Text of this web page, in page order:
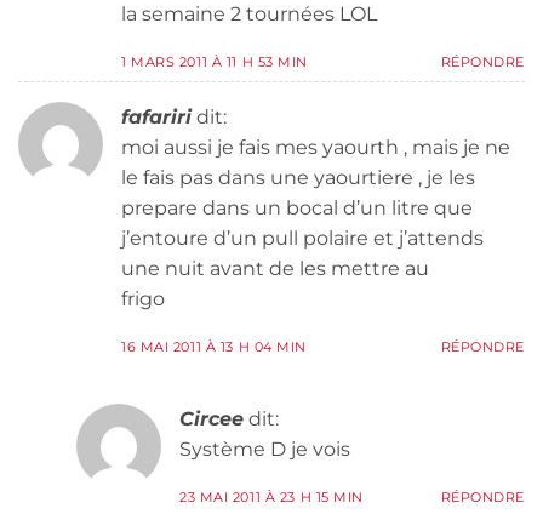
la semaine 2 tournées LOL
1 MARS 2011 À 11 H 53 MIN RÉPONDRE
fafariri dit:
moi aussi je fais mes yaourth , mais je ne
le fais pas dans une yaourtiere , je les
prepare dans un bocal d’un litre que
j’entoure d’un pull polaire et j’attends
une nuit avant de les mettre au
frigo
16 MAI 2011 À 13 H 04 MIN RÉPONDRE
Circee dit:
Système D je vois
23 MAI 2011 À 23 H 15 MIN RÉPONDRE